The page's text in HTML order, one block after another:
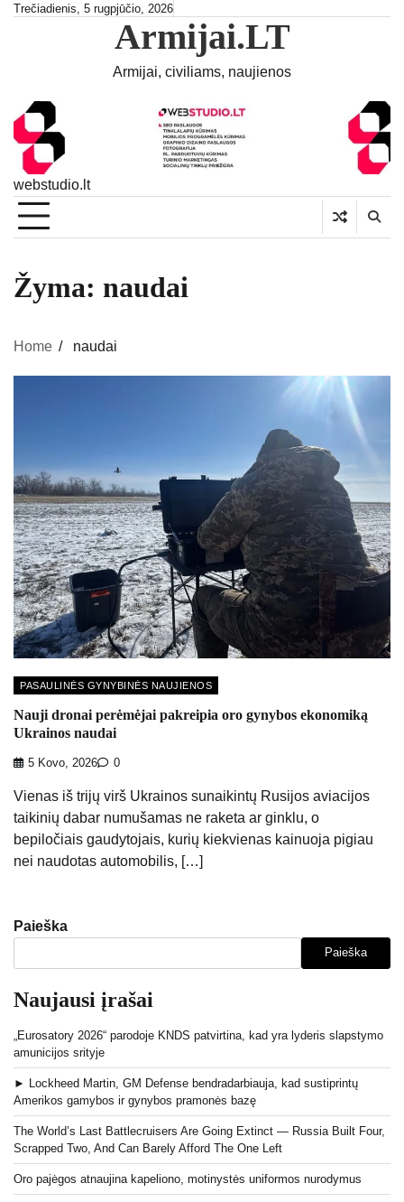
SkipTrečiadienis, 5 rugpjūčio, 2026
Armijai.LT
Armijai, civiliams, naujienos
webstudio.lt
Žyma: naudai
Home naudai
PASAULINĖS GYNYBINĖS NAUJIENOS
Nauji dronai perėmėjai pakreipia oro gynybos ekonomiką
Ukrainos naudai
5 Kovo, 2026 0
Vienas iš trijų virš Ukrainos sunaikintų Rusijos aviacijos
taikinių dabar numušamas ne raketa ar ginklu, o
bepiločiais gaudytojais, kurių kiekvienas kainuoja pigiau
nei naudotas automobilis, […]
Paieška
Paieška
Naujausi įrašai
„Eurosatory 2026“ parodoje KNDS patvirtina, kad yra lyderis slapstymo
amunicijos srityje
► Lockheed Martin, GM Defense bendradarbiauja, kad sustiprintų
Amerikos gamybos ir gynybos pramonės bazę
The World’s Last Battlecruisers Are Going Extinct — Russia Built Four,
Scrapped Two, And Can Barely Afford The One Left
Oro pajėgos atnaujina kapeliono, motinystės uniformos nurodymus